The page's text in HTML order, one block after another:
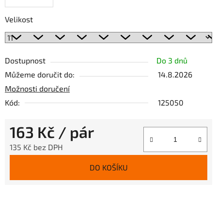
Velikost
Dostupnost
Do 3 dnů
Můžeme doručit do:
14.8.2026
Možnosti doručení
Kód:
125050
163 Kč / pár
135 Kč bez DPH
DO KOŠÍKU